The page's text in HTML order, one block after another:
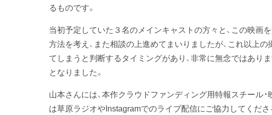
るものです。
当初予定していた３名のメインキャストの方々と、この映画
方法を考え、また相談の上進めてまいりましたが、これ以上
てしまうと判断するタイミングがあり、非常に無念ではあり
となりました。
山本さんには、本作クラウドファンディング用特報スチール
は草原ラジオやInstagramでのライブ配信にご協力してくだ